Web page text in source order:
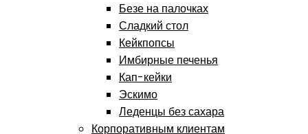
Безе на палочках
Сладкий стол
Кейкпопсы
Имбирные печенья
Кап-кейки
Эскимо
Леденцы без сахара
Корпоративным клиентам